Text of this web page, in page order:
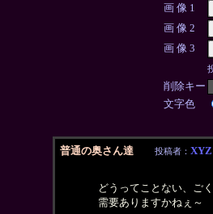
画 像 1
画 像 2
画 像 3
削除キー
文字色
普通の奥さん達 投稿者： XYZ
どうってことない、ご
需要ありますかねぇ～